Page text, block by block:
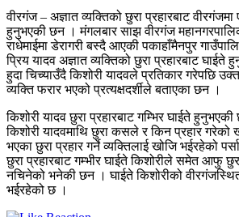
वीरगंज – अज्ञात व्यक्तिको छुरा प्रहारबाट
हुनुभएकी छन । मंगलबार साझ वीरगंज
राधेमाईमा डेरागरी बस्दै आएकी पकाहाँमैनपुर
प्रिय यादव अज्ञात व्यक्तिको छुरा प्रहारबाट घाईते
हुदा चिच्याउँदै किशोरी यादवले प्रतिकार गरेपछि उक्त
व्यक्ति फरार भएको प्रत्यक्षदर्शीले बताएका छन ।
किशोरी यादव छुरा प्रहारबाट गम्भिर घाईते
किशोरी यादवमाथि छुरा कसले र किन प्रहार
भएका छुरा प्रहार गर्ने व्यक्तिलाई खोजि भईरहेको
छुरा प्रहारबाट गम्भीर घाईते किशोरीले समेत आफु
नचिनेको भनेकी छन । घाईते किशोरीको
भईरहेको छ ।